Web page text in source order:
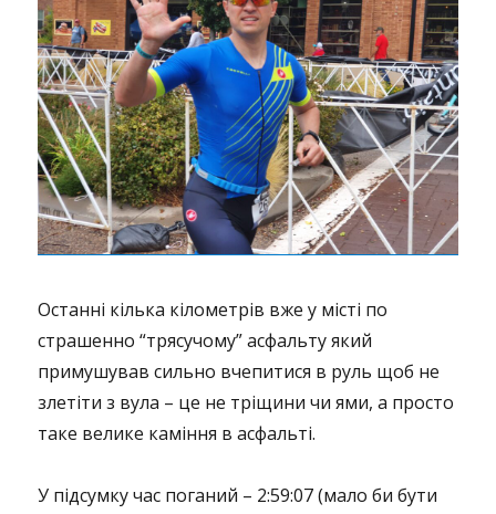
Останні кілька кілометрів вже у місті по
страшенно “трясучому” асфальту який
примушував сильно вчепитися в руль щоб не
злетіти з вула – це не тріщини чи ями, а просто
таке велике каміння в асфальті.
У підсумку час поганий – 2:59:07 (мало би бути